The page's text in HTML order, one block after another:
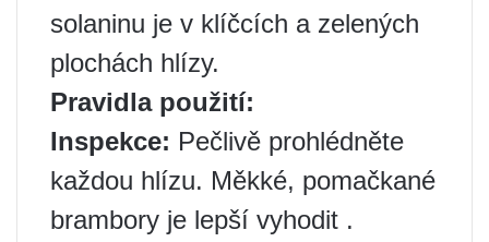
solaninu je v klíčcích a zelených
plochách hlízy.
Pravidla použití:
Inspekce: Pečlivě prohlédněte
každou hlízu. Měkké, pomačkané
brambory je lepší vyhodit ️.